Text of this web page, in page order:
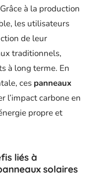
à la production
les utilisateurs
de leur
traditionnels,
à long terme. En
ces panneaux
l’impact carbone en
propre et
liés à
solaires